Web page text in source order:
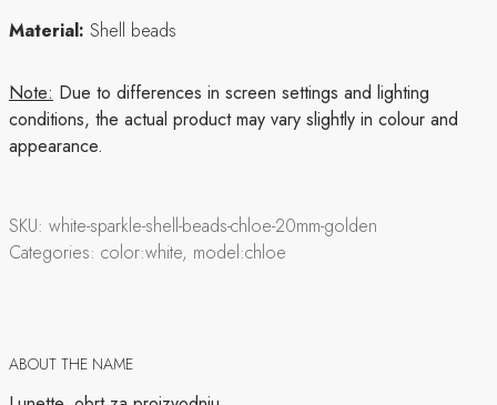
Material: Shell beads
Note: Due to differences in screen settings and lighting
conditions, the actual product may vary slightly in colour and
appearance.
SKU: white-sparkle-shell-beads-chloe-20mm-golden
Categories: color:white, model:chloe
ABOUT THE NAME